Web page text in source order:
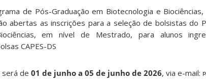
de Pós-Graduação em Biotecnologia e
abertas as inscrições para a seleção de bolsistas do
em nível de Mestrado, para alunos
CAPES-DS
de 01 de junho a 05 de junho de 2026, via e-mail: